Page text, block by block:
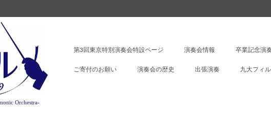
Orchestra-
第3回東京特別演奏会特設ページ 演奏会情報 卒業記念演
ご寄付のお願い 演奏会の歴史 出張演奏 九大フィ